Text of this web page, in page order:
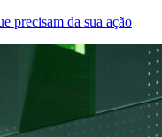
precisam da sua ação